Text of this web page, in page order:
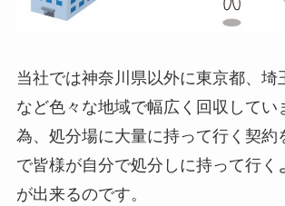
当社では神奈川県以外に東京都、埼
など色々な地域で幅広く回収してい
為、処分場に大量に持って行く契約
で皆様が自分で処分しに持って行く
が出来るのです。